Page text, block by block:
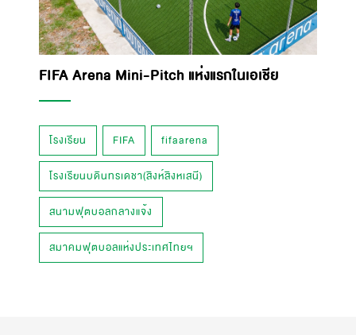
FIFA Arena Mini-Pitch แห่งแรกในเอเชีย
โรงเรียน FIFA fifaarena
โรงเรียนบดินทรเดชา(สิงห์สิงหเสนี)
สนามฟุตบอลกลางแจ้ง
สมาคมฟุตบอลแห่งประเทศไทยฯ